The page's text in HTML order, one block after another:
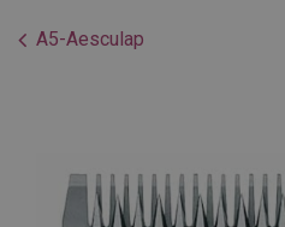
A5-Aesculap